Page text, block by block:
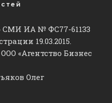
ИА № ФС77-61133
19.03.2015.
«Агентство Бизнес
Олег